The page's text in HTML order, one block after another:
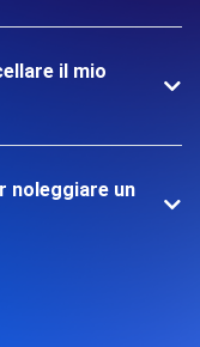
il mio
noleggiare un